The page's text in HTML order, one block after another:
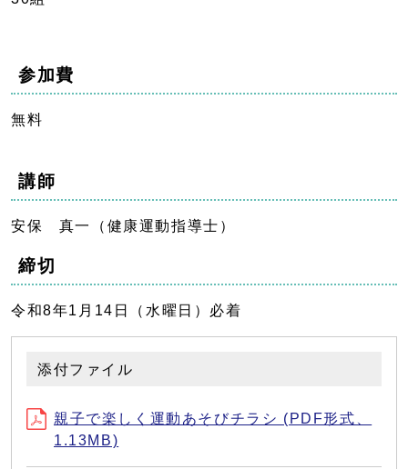
参加費
無料
講師
安保 真一（健康運動指導士）
締切
令和8年1月14日（水曜日）必着
添付ファイル
親子で楽しく運動あそびチラシ (PDF形式、
1.13MB)